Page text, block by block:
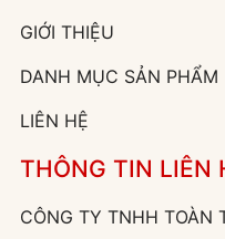
GIỚI THIỆU
DANH MỤC SẢN PHẨM
LIÊN HỆ
THÔNG TIN LIÊN
CÔNG TY TNHH TOÀN